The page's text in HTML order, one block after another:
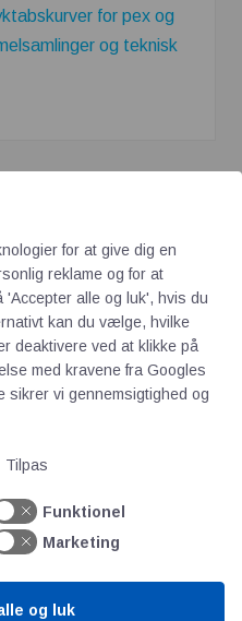
for pex og
og teknisk
for at give dig en
reklame og for at
alle og luk', hvis du
kan du vælge, hvilke
deaktivere ved at klikke på
med kravene fra Googles
sikrer vi gennemsigtighed og
Tilpas
Funktionel
Marketing
og luk